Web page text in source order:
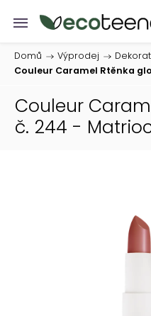
Domů / Výprodej /
Couleur Caramel Rtěnka
Couleur
č. 244 -